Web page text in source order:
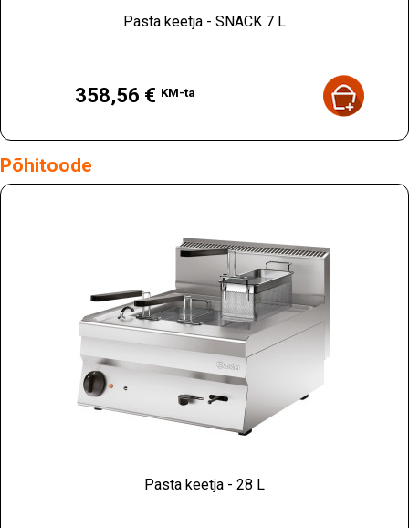
Pasta keetja - SNACK 7 L
358,56 € KM-ta
Põhitoode
Pasta keetja - 28 L